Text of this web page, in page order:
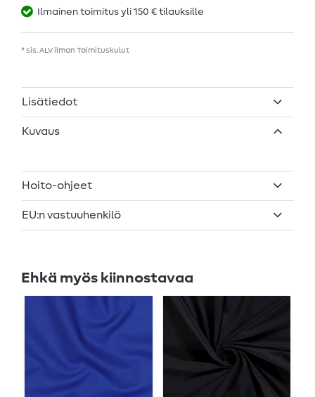
Ilmainen toimitus yli 150 € tilauksille
* sis. ALV ilman Toimituskulut
Lisätiedot
Kuvaus
Hoito-ohjeet
EU:n vastuuhenkilö
Ehkä myös kiinnostavaa